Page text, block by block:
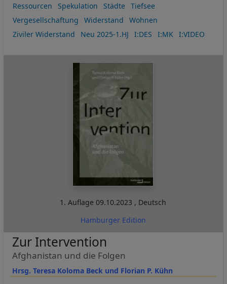
Ressourcen
Spekulation Städte
Tiefsee
Vergesellschaftung
Widerstand
Wohnen
Ziviler Widerstand
Neu 2025-1.HJ I:DES I:MK I:VIDEO
1. Auflage09.10.2023 , Deutsch
Hamburger Edition
Hrsg. Teresa Koloma Beck und Florian P. Kühn
Zur Intervention
Afghanistan und die Folgen